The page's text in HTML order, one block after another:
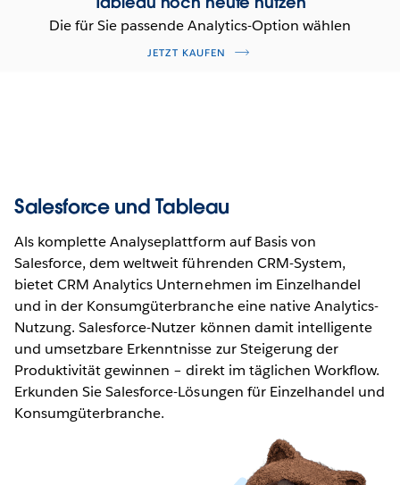
Die für Sie passende Analytics-Option wählen
JETZT KAUFEN
Salesforce und Tableau
Als komplette Analyseplattform auf Basis von
Salesforce, dem weltweit führenden CRM-System,
bietet CRM Analytics Unternehmen im Einzelhandel
und in der Konsumgüterbranche eine native Analytics-
Nutzung. Salesforce-Nutzer können damit intelligente
und umsetzbare Erkenntnisse zur Steigerung der
Produktivität gewinnen – direkt im täglichen Workflow.
Erkunden Sie Salesforce-Lösungen für Einzelhandel und
Konsumgüterbranche.